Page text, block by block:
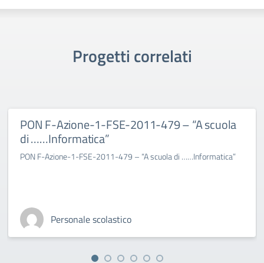
Progetti correlati
PON F-Azione-1-FSE-2011-479 – “A scuola
di ……Informatica”
PON F-Azione-1-FSE-2011-479 – “A scuola di ……Informatica”
Personale scolastico